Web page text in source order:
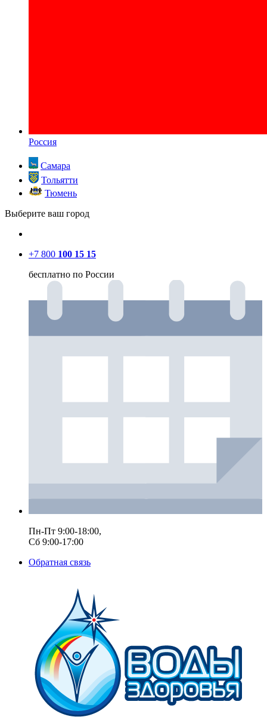
Россия
Самара
Тольятти
Тюмень
Выберите ваш город
+7 800 100 15 15
бесплатно по России
Пн-Пт 9:00-18:00,
Сб 9:00-17:00
Обратная связь